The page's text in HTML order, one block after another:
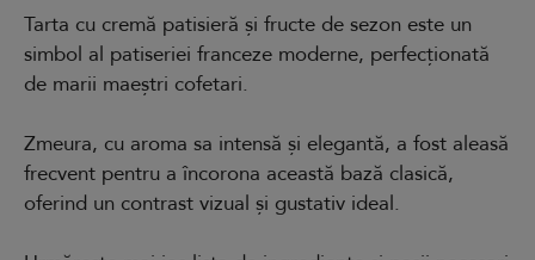
Tarta cu cremă patisieră și fructe de sezon este un
simbol al patiseriei franceze moderne, perfecționată
de marii maeștri cofetari.
Zmeura, cu aroma sa intensă și elegantă, a fost aleasă
frecvent pentru a încorona această bază clasică,
oferind un contrast vizual și gustativ ideal.